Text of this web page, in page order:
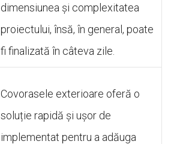
dimensiunea și complexitatea
proiectului, însă, în general, poate
fi finalizată în câteva zile.
Covorasele exterioare oferă o
soluție rapidă și ușor de
implementat pentru a adăuga